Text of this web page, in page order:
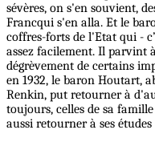
sévères, on s'en souvient,
Francqui s'en alla. Et le
coffres-forts de l'Etat qui -
assez facilement. Il parvint
dégrèvement de certains
en 1932, le baron Houtart,
Renkin, put retourner à
toujours, celles de sa
aussi retourner à ses